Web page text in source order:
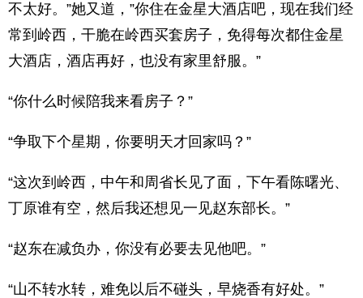
不太好。”她又道，”你住在金星大酒店吧，现在我们经
常到岭西，干脆在岭西买套房子，免得每次都住金星
大酒店，酒店再好，也没有家里舒服。”
“你什么时候陪我来看房子？”
“争取下个星期，你要明天才回家吗？”
“这次到岭西，中午和周省长见了面，下午看陈曙光、
丁原谁有空，然后我还想见一见赵东部长。”
“赵东在减负办，你没有必要去见他吧。”
“山不转水转，难免以后不碰头，早烧香有好处。”